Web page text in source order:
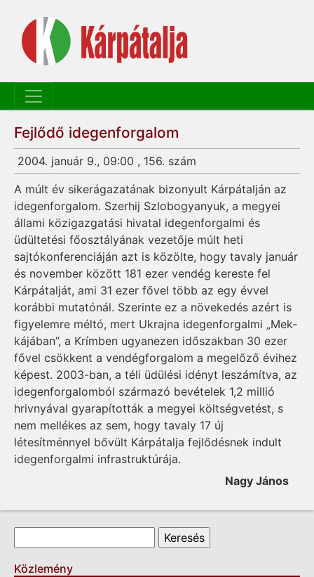
Fejlődő idegenforgalom
2004. január 9., 09:00 , 156. szám
A múlt év sikerágazatának bizonyult Kárpátalján az
idegenforgalom. Szerhij Szlo­bo­gya­nyuk, a megyei
állami közigazgatási hivatal idegenforgalmi és
üdültetési főosztályának vezetője múlt heti
sajtókonferenciáján azt is közölte, hogy tavaly január
és november között 181 ezer vendég kereste fel
Kárpátalját, ami 31 ezer fővel több az egy évvel
korábbi mutatónál. Szerinte ez a növekedés azért is
figyelemre méltó, mert Ukrajna idegenforgalmi „Mek­
kájában”, a Krímben ugyan­ezen időszakban 30 ezer
fővel csökkent a vendégforgalom a megelőző évihez
képest. 2003-ban, a téli üdülési idényt leszámítva, az
idegenforgalomból származó bevételek 1,2 millió
hriv­nyával gyarapították a megyei költségvetést, s
nem mellékes az sem, hogy tavaly 17 új
létesítménnyel bővült Kár­pátalja fejlődésnek indult
idegenforgalmi infrastruktúrája.
Nagy János
Keresés űrlap
Közlemény